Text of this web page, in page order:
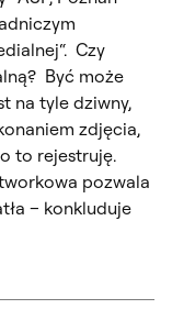
Czy
Być może
na tyle dziwny,
zdjęcia,
to rejestruję.
pozwala
– konkluduje